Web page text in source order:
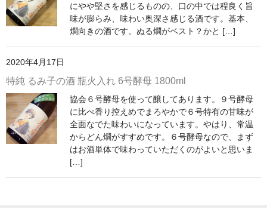
田从･月下の舞 舞鶴酒造（秋田県横手市）
綿屋 金の井酒造（宮城県栗原市）
大七 大七酒造（福島県二本松市）
宗玄 宗玄酒造（石川県珠洲市）
神亀 神亀酒造（埼玉県蓮田市）
隆・丹沢山 川西屋酒造店（神奈川県足柄上郡）
長珍 長珍酒造（愛知県津島市）
にやや堅さを感じるものの、口の中では程良く旨
味が膨らみ、味わい奥深さ感じる酒です。基本、
燗向きの酒です。ぬる燗がベスト？かと […]
2020年4月17日
特純 るみ子の酒 瓶火入れ 6号酵母 1800ml
協会６号酵母を使って醸してあります。９号酵母
に比べ香り控えめでまろやかで６号特有の甘味が
全面なでた味わいになっています。やはり、常温
からどん燗がすすめです。６号酵母なので、まず
はお酒単体で味わっていただくのがよいと思いま
[…]